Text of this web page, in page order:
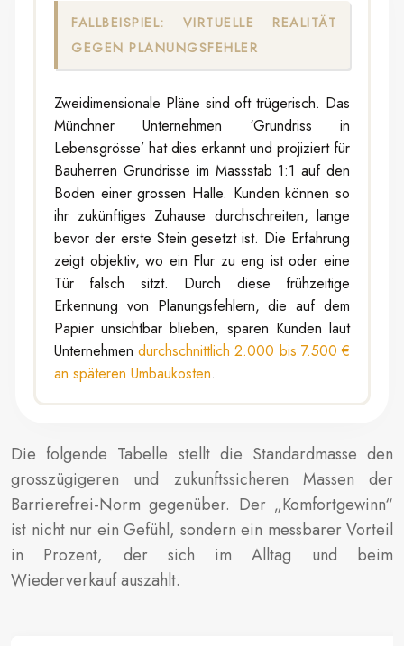
FALLBEISPIEL: VIRTUELLE REALITÄT
GEGEN PLANUNGSFEHLER
Zweidimensionale Pläne sind oft trügerisch. Das
Münchner Unternehmen ‘Grundriss in
Lebensgrösse’ hat dies erkannt und projiziert für
Bauherren Grundrisse im Massstab 1:1 auf den
Boden einer grossen Halle. Kunden können so
ihr zukünftiges Zuhause durchschreiten, lange
bevor der erste Stein gesetzt ist. Die Erfahrung
zeigt objektiv, wo ein Flur zu eng ist oder eine
Tür falsch sitzt. Durch diese frühzeitige
Erkennung von Planungsfehlern, die auf dem
Papier unsichtbar blieben, sparen Kunden laut
Unternehmendurchschnittlich 2.000 bis 7.500 €
an späteren Umbaukosten.
Die folgende Tabelle stellt die Standardmasse den
grosszügigeren und zukunftssicheren Massen der
Barrierefrei-Norm gegenüber. Der „Komfortgewinn“
ist nicht nur ein Gefühl, sondern ein messbarer Vorteil
in Prozent, der sich im Alltag und beim
Wiederverkauf auszahlt.